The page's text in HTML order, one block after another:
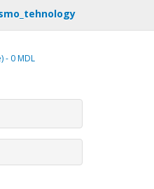
- 0 MDL